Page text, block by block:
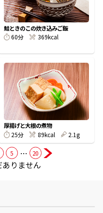
鮭ときのこの炊き込みご飯
60分
369kcal
厚揚げと大根の煮物
25分
89kcal 2.1g
5 … 20
りません